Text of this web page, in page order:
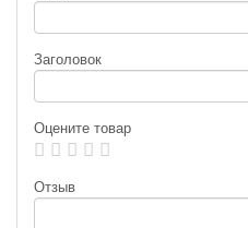
Заголовок
Оцените товар
Отзыв